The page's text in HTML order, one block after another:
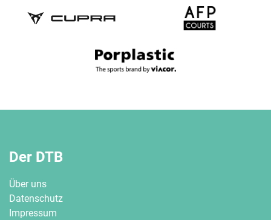
Der DTB
Über uns
Datenschutz
Impressum